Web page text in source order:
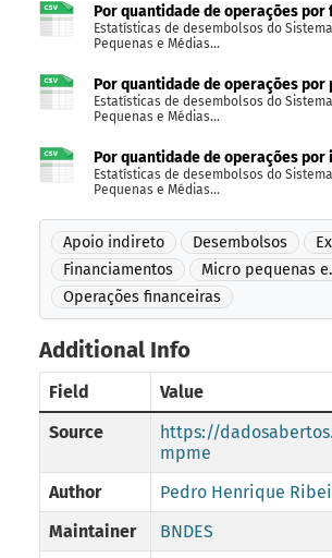
Por quantidade de operações por
Estatísticas de desembolsos do
Pequenas e Médias...
Por quantidade de operações por
Estatísticas de desembolsos do
Pequenas e Médias...
Por quantidade de operações por
Estatísticas de desembolsos do
Pequenas e Médias...
Apoio indireto Desembolsos
Financiamentos
Micro pequenas
Operações financeiras
Additional Info
Field
Value
Source
https://
mpme
Author
Pedro Henrique
Maintainer
BNDES